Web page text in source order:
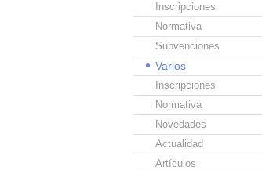
Inscripciones
Normativa
Subvenciones
Varios
Inscripciones
Normativa
Novedades
Actualidad
Artículos